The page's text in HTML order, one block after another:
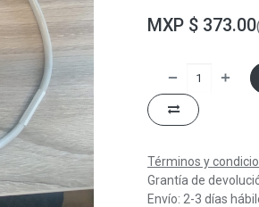
MXP $ 373.00
Términos y
Grantía de
Envío: 2-3 días